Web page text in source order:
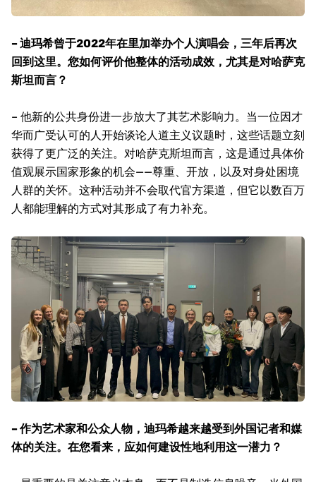
– 迪玛希曾于2022年在里加举办个人演唱会，三年后再次
回到这里。您如何评价他整体的活动成效，尤其是对哈萨克
斯坦而言？
– 他新的公共身份进一步放大了其艺术影响力。当一位因才
华而广受认可的人开始谈论人道主义议题时，这些话题立刻
获得了更广泛的关注。对哈萨克斯坦而言，这是通过具体价
值观展示国家形象的机会——尊重、开放，以及对身处困境
人群的关怀。这种活动并不会取代官方渠道，但它以数百万
人都能理解的方式对其形成了有力补充。
– 作为艺术家和公众人物，迪玛希越来越受到外国记者和媒
体的关注。在您看来，应如何建设性地利用这一潜力？